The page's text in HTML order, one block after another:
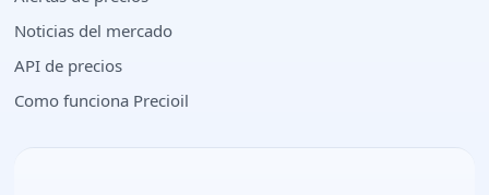
Noticias del mercado
API de precios
Como funciona Precioil